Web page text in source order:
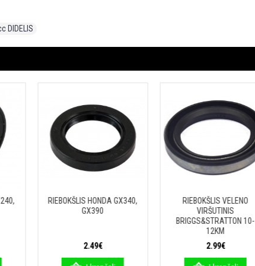
DIDELIS
RIEBOKŠLIS HONDA GX340,
GX390
2.49€
RIEBOKŠLIS VELENO
VIRŠUTINIS
BRIGGS&STRATTON 10-
12KM
2.99€